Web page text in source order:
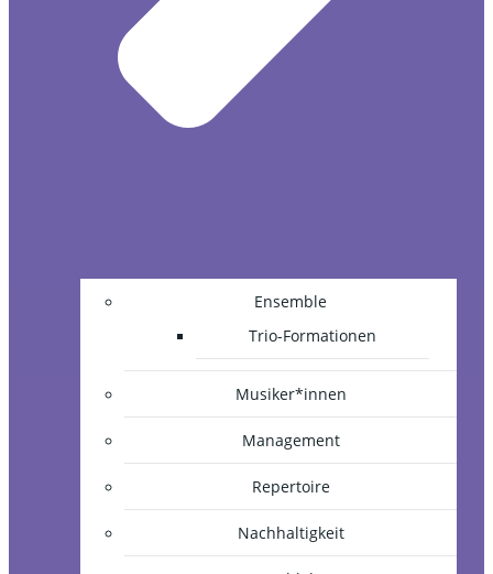
Ensemble
Trio-Formationen
Musiker*innen
Management
Repertoire
Nachhaltigkeit